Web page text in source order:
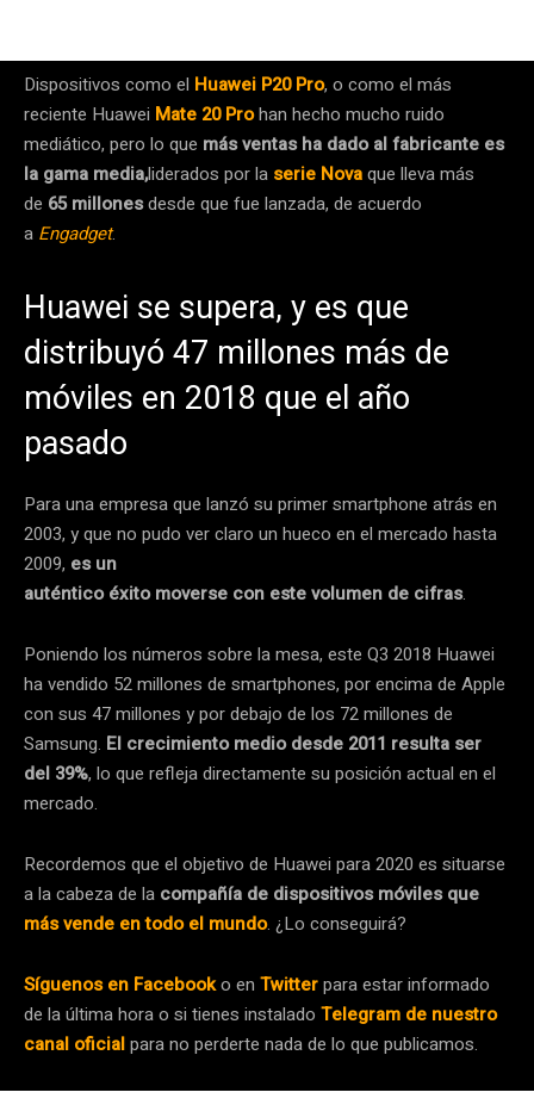
Dispositivos como el Huawei P20 Pro, o como el más
reciente Huawei Mate 20 Prohan hecho mucho ruido
mediático, pero lo que más ventas ha dado al fabricante es
la gama media,liderados por la serie Novaque lleva más
de 65 millonesdesde que fue lanzada, de acuerdo
a Engadget.
Huawei se supera, y es que
distribuyó 47 millones más de
móviles en 2018 que el año
pasado
Para una empresa que lanzó su primer smartphone atrás en
2003, y que no pudo ver claro un hueco en el mercado hasta
2009, es un
auténtico éxito moverse con este volumen de cifras.
Poniendo los números sobre la mesa, este Q3 2018 Huawei
ha vendido 52 millones de smartphones, por encima de Apple
con sus 47 millones y por debajo de los 72 millones de
Samsung. El crecimiento medio desde 2011 resulta ser
del 39%, lo que refleja directamente su posición actual en el
mercado.
Recordemos que el objetivo de Huawei para 2020 es situarse
a la cabeza de la compañía de dispositivos móviles que
más vende en todo el mundo. ¿Lo conseguirá?
Síguenos en Facebooko en Twitterpara estar informado
de la última hora o si tienes instalado Telegram de nuestro
canal oficialpara no perderte nada de lo que publicamos.